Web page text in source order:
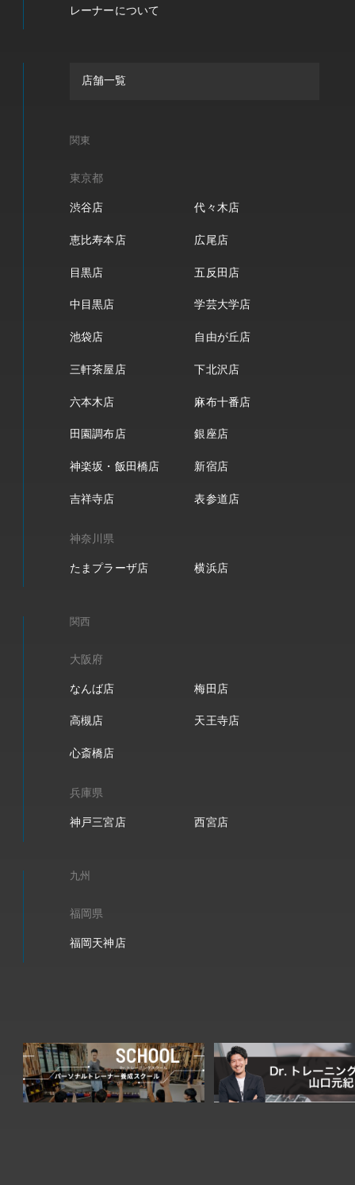
レーナーについて
店舗一覧
関東
東京都
渋谷店 代々木店
恵比寿本店 広尾店
目黒店 五反田店
中目黒店 学芸大学店
池袋店 自由が丘店
三軒茶屋店 下北沢店
六本木店 麻布十番店
田園調布店 銀座店
神楽坂・飯田橋店 新宿店
吉祥寺店 表参道店
神奈川県
たまプラーザ店 横浜店
関西
大阪府
なんば店 梅田店
高槻店 天王寺店
心斎橋店
兵庫県
神戸三宮店 西宮店
九州
福岡県
福岡天神店